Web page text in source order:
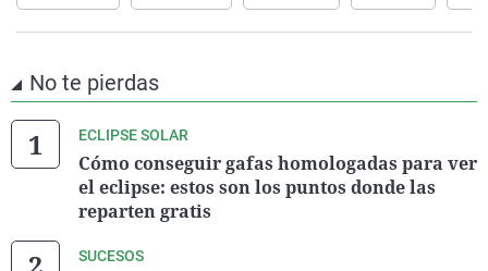
No te pierdas
ECLIPSE SOLAR
Cómo conseguir gafas homologadas para ver
el eclipse: estos son los puntos donde las
reparten gratis
SUCESOS